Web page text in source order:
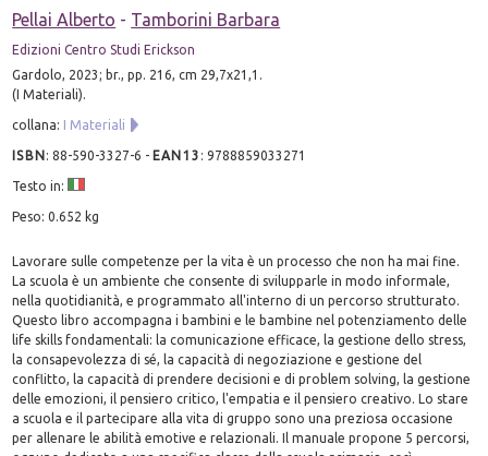
Pellai Alberto - Tamborini Barbara
Edizioni Centro Studi Erickson
Gardolo, 2023; br., pp. 216, cm 29,7x21,1.
(I Materiali).
collana: I Materiali
ISBN:88-590-3327-6 - EAN13 :9788859033271
Testo in:
Peso: 0.652 kg
Lavorare sulle competenze per la vita è un processo che non ha mai fine.
La scuola è un ambiente che consente di svilupparle in modo informale,
nella quotidianità, e programmato all'interno di un percorso strutturato.
Questo libro accompagna i bambini e le bambine nel potenziamento delle
life skills fondamentali: la comunicazione efficace, la gestione dello stress,
la consapevolezza di sé, la capacità di negoziazione e gestione del
conflitto, la capacità di prendere decisioni e di problem solving, la gestione
delle emozioni, il pensiero critico, l'empatia e il pensiero creativo. Lo stare
a scuola e il partecipare alla vita di gruppo sono una preziosa occasione
per allenare le abilità emotive e relazionali. Il manuale propone 5 percorsi,